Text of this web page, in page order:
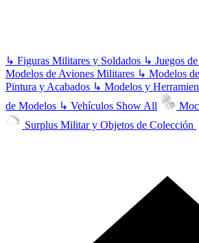
↳ Figuras Militares y Soldados ↳ Juegos
Modelos de Aviones Militares ↳ Modelos
Pintura y Acabados ↳ Modelos y
de Modelos ↳ Vehículos Show All
Surplus Militar y Objetos de Colección